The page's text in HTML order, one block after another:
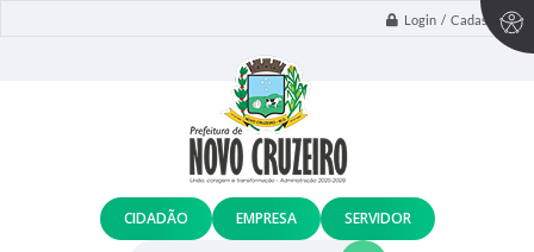
Login / Cadastro
CIDADÃO EMPRESA SERVIDOR